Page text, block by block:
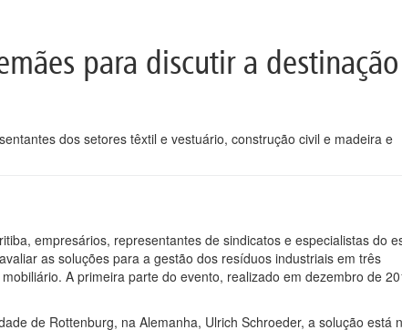
para discutir a destinação
dos setores têxtil e vestuário, construção civil e madeira e
empresários, representantes de sindicatos e especialistas do
as soluções para a gestão dos resíduos industriais em três
A primeira parte do evento, realizado em dezembro de
de Rottenburg, na Alemanha, Ulrich Schroeder, a solução está